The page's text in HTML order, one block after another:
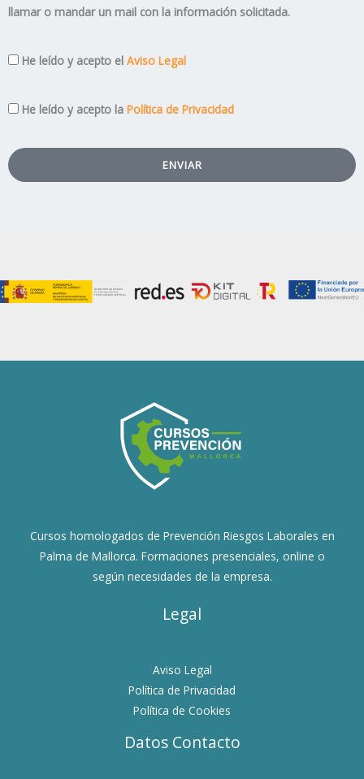
llamar o mandar un mail con la información solicitada.
AvisoHe leído y acepto el Aviso Legal
Privacidad
He leído y acepto la Política de Privacidad
ENVIAR
Cursos homologados de Prevención Riesgos Laborales en
Palma de Mallorca. Formaciones presenciales, online o
según necesidades de la empresa.
Legal
Aviso Legal
Política de Privacidad
Política de Cookies
Datos Contacto